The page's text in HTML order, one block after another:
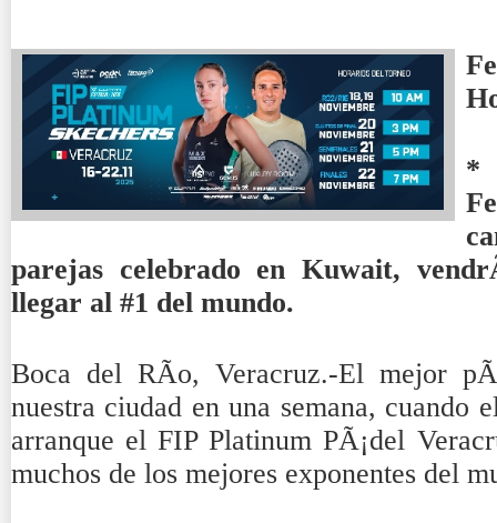
*
parejas celebrado en Kuwait,
llegar al #1 del mundo.
Boca del RÃ­o, Veracruz.-El mejor
nuestra ciudad en una semana, cuando
arranque el FIP Platinum PÃ¡del
muchos de los mejores exponentes del